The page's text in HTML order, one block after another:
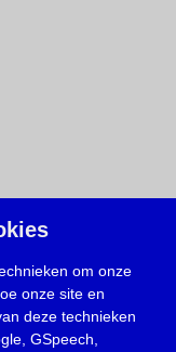
om onze
onze site en
deze technieken
GSpeech,